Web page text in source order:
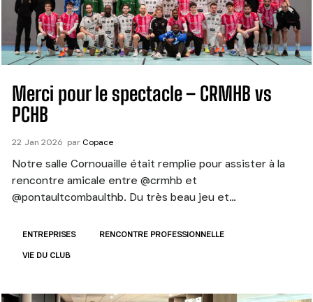
Merci pour le spectacle – CRMHB vs
PCHB
22 Jan 2026 par Copace
Notre salle Cornouaille était remplie pour assister à la
rencontre amicale entre @crmhb et
@pontaultcombaulthb. Du très beau jeu et…
ENTREPRISES RENCONTRE PROFESSIONNELLE
VIE DU CLUB